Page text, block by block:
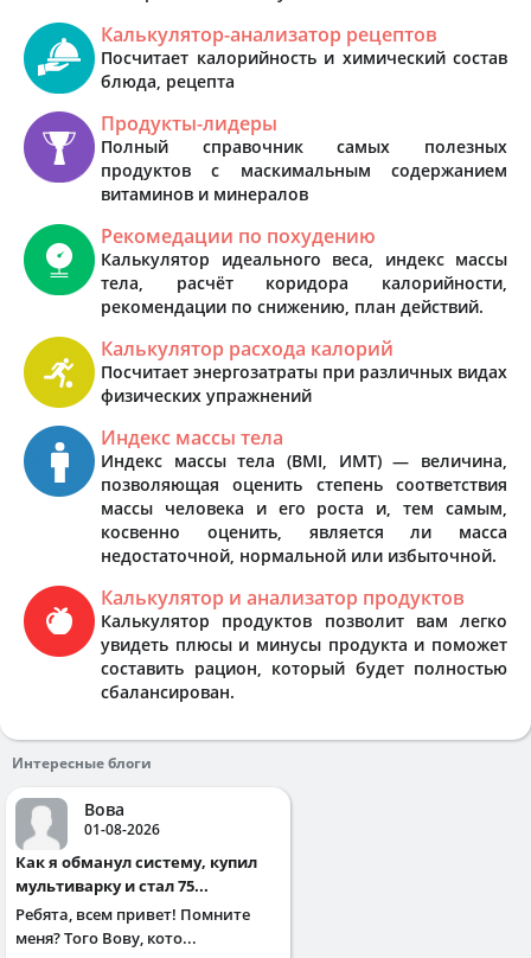
Калькулятор-анализатор рецептов
Посчитает калорийность и химический состав
блюда, рецепта
Продукты-лидеры
Полный справочник самых полезных
продуктов с маскимальным содержанием
витаминов и минералов
Рекомедации по похудению
Калькулятор идеального веса, индекс массы
тела, расчёт коридора калорийности,
рекомендации по снижению, план действий.
Калькулятор расхода калорий
Посчитает энергозатраты при различных видах
физических упражнений
Индекс массы тела
Индекс массы тела (BMI, ИМТ) — величина,
позволяющая оценить степень соответствия
массы человека и его роста и, тем самым,
косвенно оценить, является ли масса
недостаточной, нормальной или избыточной.
Калькулятор и анализатор продуктов
Калькулятор продуктов позволит вам легко
увидеть плюсы и минусы продукта и поможет
составить рацион, который будет полностью
сбалансирован.
Интересные блоги
Вова
01-08-2026
Как я обманул систему, купил
мультиварку и стал 75...
Ребята, всем привет! Помните
меня? Того Вову, кото...